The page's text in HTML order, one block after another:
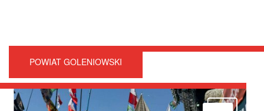
POWIAT GOLENIOWSKI